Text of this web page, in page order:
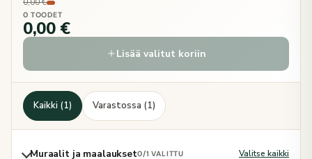
0 TOODET
0,00 €
Lisää valitut koriin
Kaikki (1) Varastossa (1)
Muraalit ja maalaukset0/1 VALITTU Valitse kaikki